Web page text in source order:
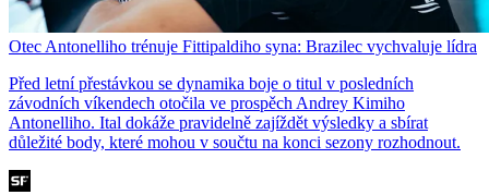
Otec Antonelliho trénuje Fittipaldiho syna: Brazilec vychvaluje lídra
Před letní přestávkou se dynamika boje o titul v posledních
závodních víkendech otočila ve prospěch Andrey Kimiho
Antonelliho. Ital dokáže pravidelně zajíždět výsledky a sbírat
důležité body, které mohou v součtu na konci sezony rozhodnout.